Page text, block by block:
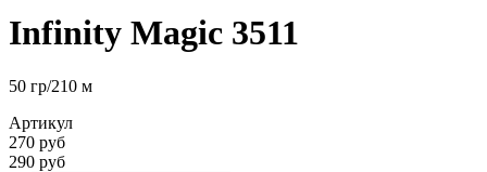
Infinity Magic 3511
50 гр/210 м
Артикул
270 руб
290 руб